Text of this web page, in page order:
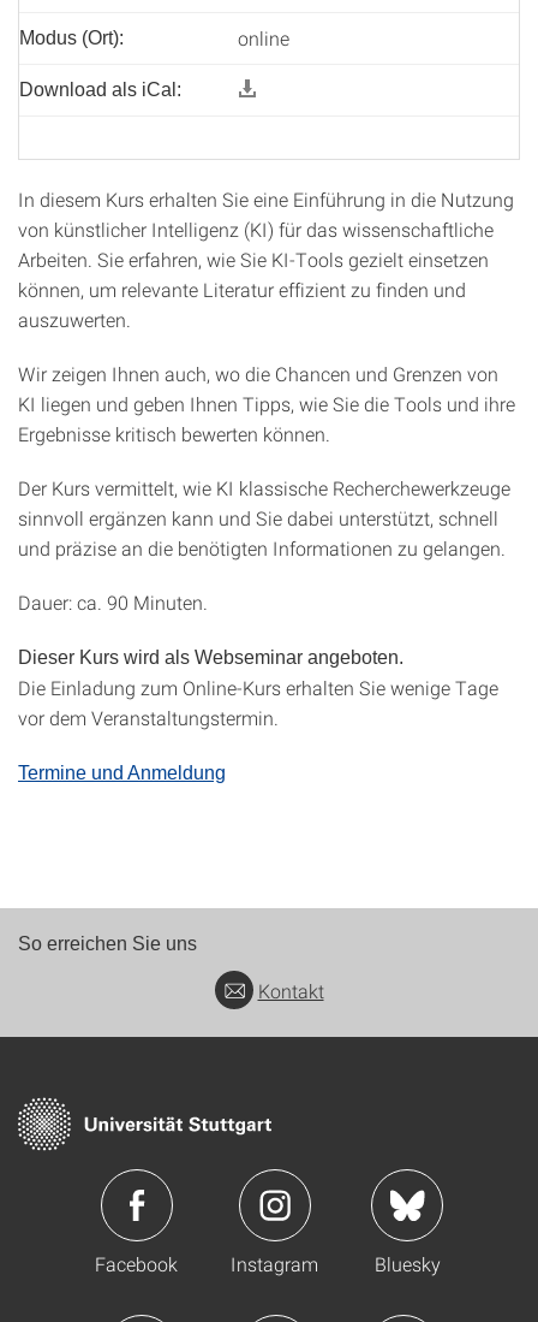
Modus (Ort): online
Download als iCal:
In diesem Kurs erhalten Sie eine Einführung in die Nutzung
von künstlicher Intelligenz (KI) für das wissenschaftliche
Arbeiten. Sie erfahren, wie Sie KI-Tools gezielt einsetzen
können, um relevante Literatur effizient zu finden und
auszuwerten.
Wir zeigen Ihnen auch, wo die Chancen und Grenzen von
KI liegen und geben Ihnen Tipps, wie Sie die Tools und ihre
Ergebnisse kritisch bewerten können.
Der Kurs vermittelt, wie KI klassische Recherchewerkzeuge
sinnvoll ergänzen kann und Sie dabei unterstützt, schnell
und präzise an die benötigten Informationen zu gelangen.
Dauer: ca. 90 Minuten.
Dieser Kurs wird als Webseminar angeboten.
Die Einladung zum Online-Kurs erhalten Sie wenige Tage
vor dem Veranstaltungstermin.
Termine und Anmeldung
So erreichen Sie uns
Kontakt
Facebook Instagram Bluesky